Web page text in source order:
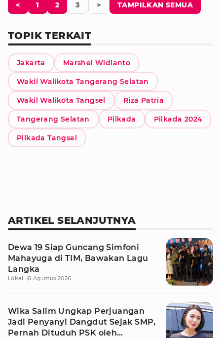
< 1 2 3 > TAMPILKAN SEMUA
TOPIK TERKAIT
Jakarta Marshel Widianto
Wakil Walikota Tangerang Selatan
Wakil Walikota Tangsel Riza Patria
Tangerang Selatan Pilkada Pilkada 2024
Pilkada Tangsel
ARTIKEL SELANJUTNYA
Dewa 19 Siap Guncang Simfoni
Mahayuga di TIM, Bawakan Lagu
Langka
Lokal 6 Agustus 2026
Wika Salim Ungkap Perjuangan
Jadi Penyanyi Dangdut Sejak SMP,
Pernah Dituduh PSK oleh